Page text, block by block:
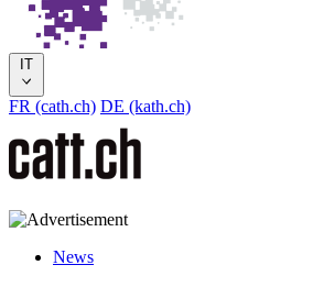
IT
FR (cath.ch) DE (kath.ch)
News